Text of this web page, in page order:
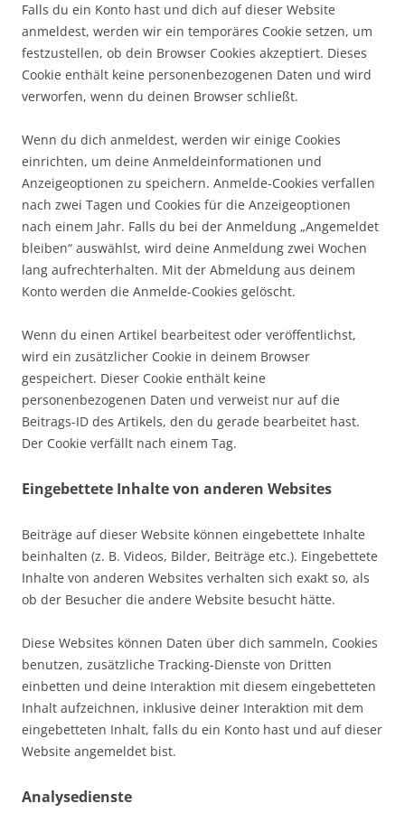
Falls du ein Konto hast und dich auf dieser Website
anmeldest, werden wir ein temporäres Cookie setzen, um
festzustellen, ob dein Browser Cookies akzeptiert. Dieses
Cookie enthält keine personenbezogenen Daten und wird
verworfen, wenn du deinen Browser schließt.
Wenn du dich anmeldest, werden wir einige Cookies
einrichten, um deine Anmeldeinformationen und
Anzeigeoptionen zu speichern. Anmelde-Cookies verfallen
nach zwei Tagen und Cookies für die Anzeigeoptionen
nach einem Jahr. Falls du bei der Anmeldung „Angemeldet
bleiben“ auswählst, wird deine Anmeldung zwei Wochen
lang aufrechterhalten. Mit der Abmeldung aus deinem
Konto werden die Anmelde-Cookies gelöscht.
Wenn du einen Artikel bearbeitest oder veröffentlichst,
wird ein zusätzlicher Cookie in deinem Browser
gespeichert. Dieser Cookie enthält keine
personenbezogenen Daten und verweist nur auf die
Beitrags-ID des Artikels, den du gerade bearbeitet hast.
Der Cookie verfällt nach einem Tag.
Eingebettete Inhalte von anderen Websites
Beiträge auf dieser Website können eingebettete Inhalte
beinhalten (z. B. Videos, Bilder, Beiträge etc.). Eingebettete
Inhalte von anderen Websites verhalten sich exakt so, als
ob der Besucher die andere Website besucht hätte.
Diese Websites können Daten über dich sammeln, Cookies
benutzen, zusätzliche Tracking-Dienste von Dritten
einbetten und deine Interaktion mit diesem eingebetteten
Inhalt aufzeichnen, inklusive deiner Interaktion mit dem
eingebetteten Inhalt, falls du ein Konto hast und auf dieser
Website angemeldet bist.
Analysedienste